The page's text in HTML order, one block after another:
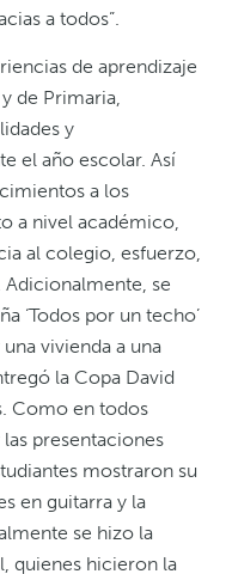
a todos”.
de aprendizaje
de Primaria,
y
el año escolar. Así
a los
a nivel académico,
al colegio, esfuerzo,
se
‘Todos por un techo’
vivienda a una
la Copa David
Como en todos
presentaciones
mostraron su
en guitarra y la
se hizo la
quienes hicieron la